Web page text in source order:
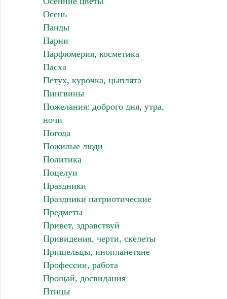
Осень
Панды
Парни
Парфюмерия, косметика
Пасха
Петух, курочка, цыплята
Пингвины
Пожелания: доброго дня, утра,
ночи
Погода
Пожилые люди
Политика
Поцелуи
Праздники
Праздники патриотические
Предметы
Привет, здравствуй
Привидения, черти, скелеты
Пришельцы, инопланетяне
Профессии, работа
Прощай, досвидания
Птицы